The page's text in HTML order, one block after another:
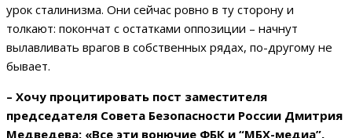
урок сталинизма. Они сейчас ровно в ту сторону и
толкают: покончат с остатками оппозиции – начнут
вылавливать врагов в собственных рядах, по-другому не
бывает.
– Хочу процитировать пост заместителя
председателя Совета Безопасности России Дмитрия
Медведева: «Все эти вонючие ФБК и “МБХ-медиа”,